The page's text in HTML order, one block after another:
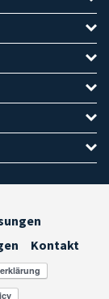
Kontakt